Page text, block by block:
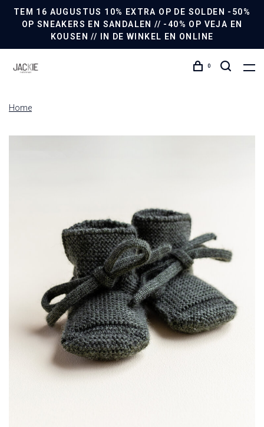
TEM 16 AUGUSTUS 10% EXTRA OP DE SOLDEN -50%
OP SNEAKERS EN SANDALEN // -40% OP VEJA EN
KOUSEN // IN DE WINKEL EN ONLINE
0
Home